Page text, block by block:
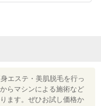
エステ・美肌脱毛を行っ
らマシンによる施術など
ます。ぜひお試し価格か